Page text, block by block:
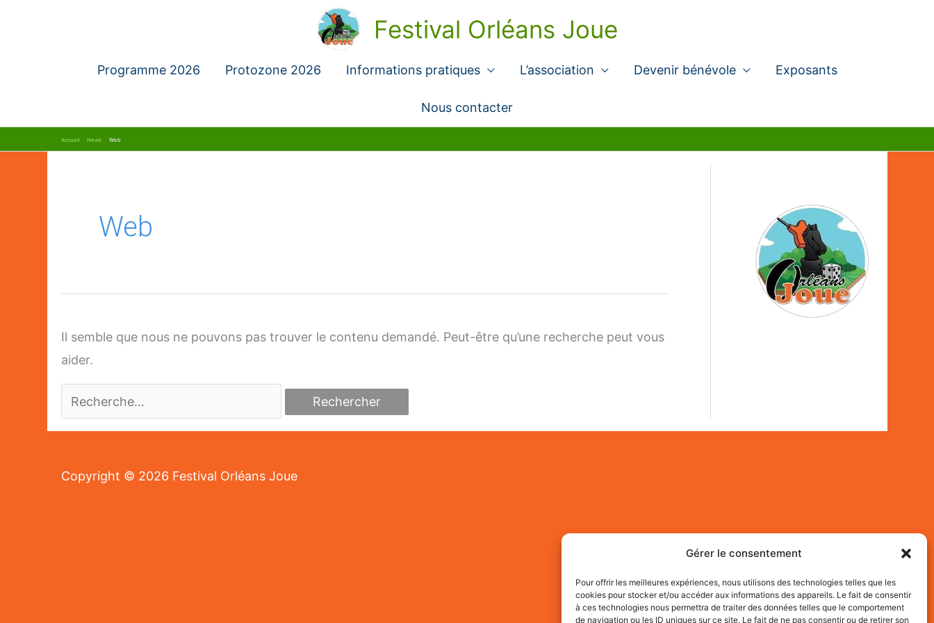
Gérer le consentement
Pour offrir les meilleures expériences, nous utilisons des technologies telles que les
cookies pour stocker et/ou accéder aux informations des appareils. Le fait de consentir
à ces technologies nous permettra de traiter des données telles que le comportement
de navigation ou les ID uniques sur ce site. Le fait de ne pas consentir ou de retirer son
Festival Orléans Joue
Programme 2026 Protozone 2026 Informations pratiques L’association Devenir bénévole Exposants
Nous contacter
Accueil News Web
Web
Il semble que nous ne pouvons pas trouver le contenu demandé. Peut-être qu’une recherche peut vous
aider.
Rechercher :
Copyright © 2026 Festival Orléans Joue